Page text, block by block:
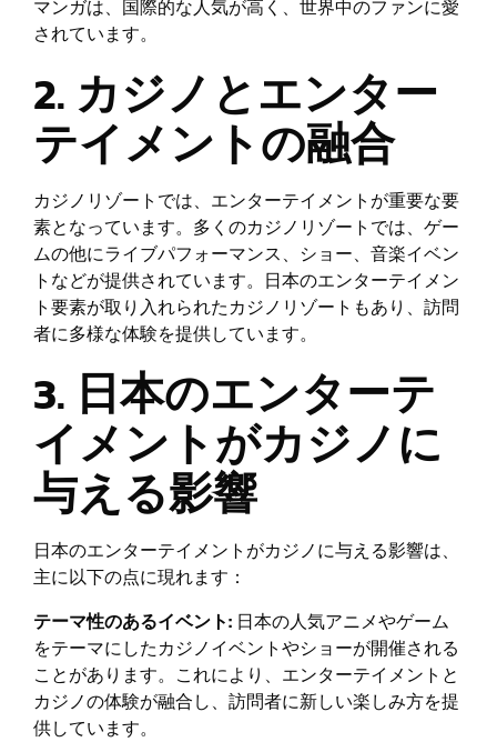
マンガは、国際的な人気が高く、世界中のファンに愛
されています。
2. カジノとエンター
テイメントの融合
カジノリゾートでは、エンターテイメントが重要な要
素となっています。多くのカジノリゾートでは、ゲー
ムの他にライブパフォーマンス、ショー、音楽イベン
トなどが提供されています。日本のエンターテイメン
ト要素が取り入れられたカジノリゾートもあり、訪問
者に多様な体験を提供しています。
3. 日本のエンターテ
イメントがカジノに
与える影響
日本のエンターテイメントがカジノに与える影響は、
主に以下の点に現れます：
テーマ性のあるイベント: 日本の人気アニメやゲーム
をテーマにしたカジノイベントやショーが開催される
ことがあります。これにより、エンターテイメントと
カジノの体験が融合し、訪問者に新しい楽しみ方を提
供しています。